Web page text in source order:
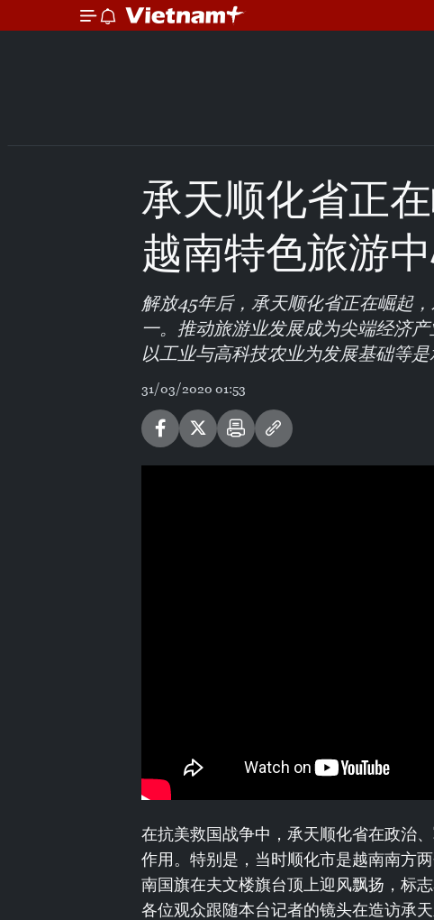
承天顺化省正
越南特色旅游
解放45年后，承天顺化省正在崛起
一。推动旅游业发展成为尖端经济
以工业与高科技农业为发展基础等
31/03/2020 01:53
在抗美救国战争中，承天顺化省在政治
作用。特别是，当时顺化市是越南南方
南国旗在夫文楼旗台顶上迎风飘扬，标
各位观众跟随本台记者的镜头在造访承